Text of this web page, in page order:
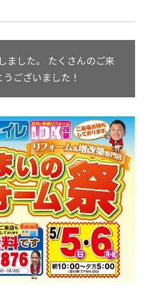
ました。 たくさんのご来
ございました！